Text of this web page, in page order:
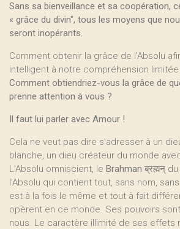
Sans sa bienveillance et sa coopération,
« grâce du divin", tous les moyens que
seront inopérants.
Comment obtenir la grâce de l’Absolu
intelligent à notre compréhension limitée
Comment obtiendriez-vous la grâce de
prenne attention à vous ?
Il faut lui parler avec Amour !
Cela ne veut pas dire s’adresser à un
blanche, un dieu créateur du monde
L’Absolu omniscient, le Brahman ब्रह्मन् du
l’Absolu qui contient tout, sans nom,
est à la fois le même et tout à fait
opèrent en ce monde. Ses pouvoirs
nous. Le caractère illimité de ses effets